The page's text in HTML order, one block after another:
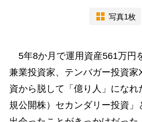
写真1枚
5年8か月で運用資産561万円
兼業投資家、テンバガー投資家
資から脱して「億り人」にな
規公開株）セカンダリー投資」